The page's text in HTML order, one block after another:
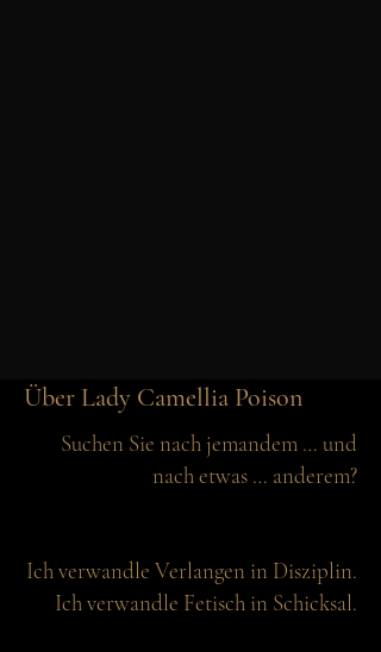
Über Lady Camellia Poison
Suchen Sie nach jemandem … und
nach etwas … anderem?
Ich verwandle Verlangen in Disziplin.
Ich verwandle Fetisch in Schicksal.